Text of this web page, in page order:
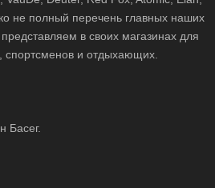
не полный перечень главных наших
в своих магазинах для
спортсменов и отдыхающих.
Басег.